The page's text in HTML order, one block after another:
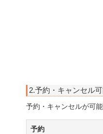
2.予約・キャンセル
予約・キャンセルが可
予約